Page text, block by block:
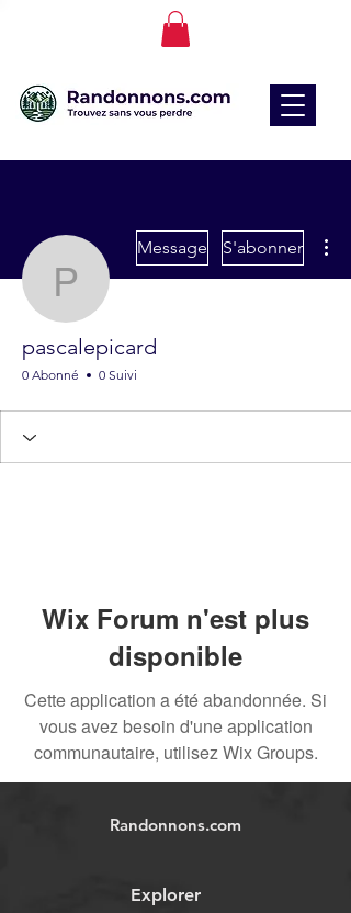
pascalepicard
Message S'abonner
pascalepicard
0 Abonné 0 Suivi
Wix Forum n'est plus
disponible
Cette application a été abandonnée. Si
vous avez besoin d'une application
communautaire, utilisez Wix Groups.
Randonnons.com
Explorer